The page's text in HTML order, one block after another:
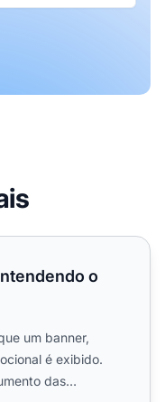
o Engajamento do
o
um banner,
é exibido.
das